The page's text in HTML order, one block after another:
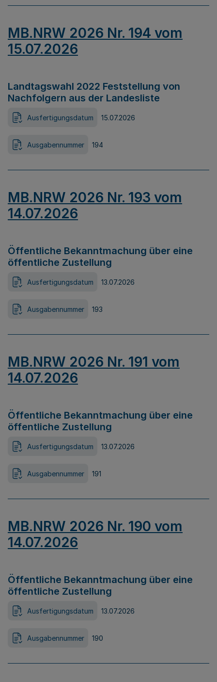
MB.NRW 2026 Nr. 194 vom
15.07.2026
Landtagswahl 2022 Feststellung von
Nachfolgern aus der Landesliste
Ausfertigungsdatum 15.07.2026
Ausgabennummer 194
MB.NRW 2026 Nr. 193 vom
14.07.2026
Öffentliche Bekanntmachung über eine
öffentliche Zustellung
Ausfertigungsdatum 13.07.2026
Ausgabennummer 193
MB.NRW 2026 Nr. 191 vom
14.07.2026
Öffentliche Bekanntmachung über eine
öffentliche Zustellung
Ausfertigungsdatum 13.07.2026
Ausgabennummer 191
MB.NRW 2026 Nr. 190 vom
14.07.2026
Öffentliche Bekanntmachung über eine
öffentliche Zustellung
Ausfertigungsdatum 13.07.2026
Ausgabennummer 190